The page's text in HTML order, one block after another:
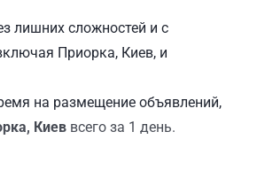
лишних сложностей и с
Приорка, Киев, и
на размещение объявлений,
Киев всего за 1 день.